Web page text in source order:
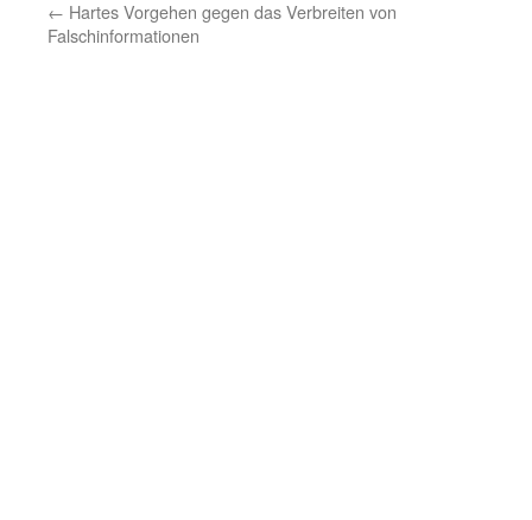
← Hartes Vorgehen gegen das Verbreiten von
Falschinformationen